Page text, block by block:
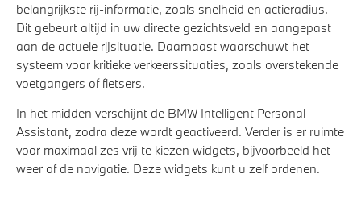
belangrijkste rij-informatie, zoals snelheid en actieradius.
Dit gebeurt altijd in uw directe gezichtsveld en aangepast
aan de actuele rijsituatie. Daarnaast waarschuwt het
systeem voor kritieke verkeerssituaties, zoals overstekende
voetgangers of fietsers.
In het midden verschijnt de BMW Intelligent Personal
Assistant, zodra deze wordt geactiveerd. Verder is er ruimte
voor maximaal zes vrij te kiezen widgets, bijvoorbeeld het
weer of de navigatie. Deze widgets kunt u zelf ordenen.